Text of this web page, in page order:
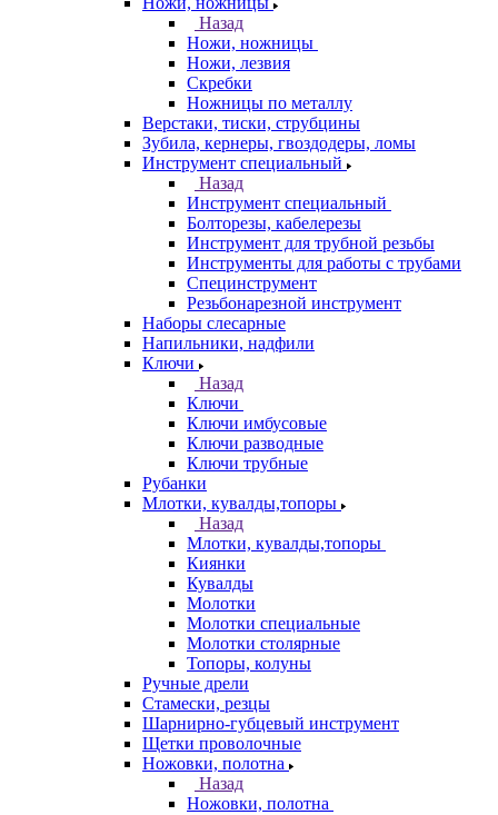
Назад
Ножи, ножницы
Ножи, лезвия
Скребки
Ножницы по металлу
Верстаки, тиски, струбцины
Зубила, кернеры, гвоздодеры, ломы
Инструмент специальный
Назад
Инструмент специальный
Болторезы, кабелерезы
Инструмент для трубной резьбы
Инструменты для работы с трубами
Специнструмент
Резьбонарезной инструмент
Наборы слесарные
Напильники, надфили
Ключи
Назад
Ключи
Ключи имбусовые
Ключи разводные
Ключи трубные
Рубанки
Млотки, кувалды,топоры
Назад
Млотки, кувалды,топоры
Киянки
Кувалды
Молотки
Молотки специальные
Молотки столярные
Топоры, колуны
Ручные дрели
Стамески, резцы
Шарнирно-губцевый инструмент
Щетки проволочные
Ножовки, полотна
Назад
Ножовки, полотна